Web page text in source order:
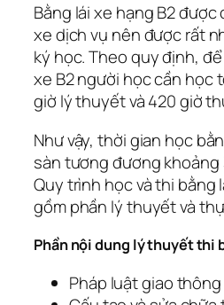
Bằng lái xe hạng B2
xe dịch vụ nên được rất
ký học. Theo quy định,
xe B2 người học cần học
giờ lý thuyết và 420 giờ
Như vậy, thời gian học
sàn tương đương khoảng
Quy trình học và thi bằng
gồm phần lý thuyết và
Phần nội dung lý thuyết thi
Pháp luật giao